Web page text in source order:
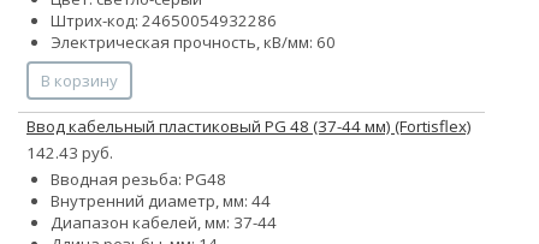
Штрих-код: 24650054932286
Электрическая прочность, кВ/мм: 60
В корзину
Ввод кабельный пластиковый PG 48 (37-44 мм) (Fortisflex)
142.43 руб.
Вводная резьба: PG48
Внутренний диаметр, мм: 44
Диапазон кабелей, мм: 37-44